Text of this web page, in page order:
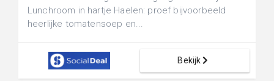
Lunchroom in hartje Haelen: proef bijvoorbeeld
heerlijke tomatensoep en...
Bekijk